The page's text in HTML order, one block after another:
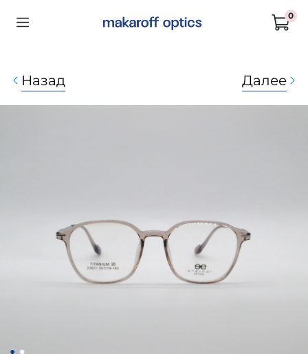
0
Назад Далее